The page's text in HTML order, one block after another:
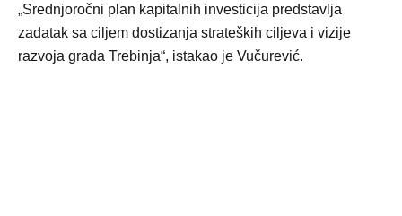
„Srednjoročni plan kapitalnih investicija predstavlja
zadatak sa ciljem dostizanja strateških ciljeva i vizije
razvoja grada Trebinja“, istakao je Vučurević.